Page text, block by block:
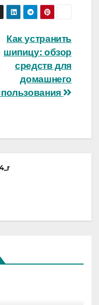
Как устранить
шипицу: обзор
средств для
домашнего